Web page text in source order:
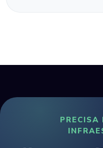
PRECISA